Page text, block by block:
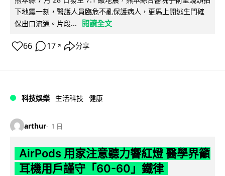
下地震一刻，醫護人員臨危不亂保護病人，更馬上開逃生門確
保出口流通。片段...
閱讀全文
66 17 ↗ 分享
科技娛樂 生活科技 健康
arthur 1 日
AirPods 用家注意聽力響紅燈 醫學界籲
耳機用戶謹守「60-60」鐵律